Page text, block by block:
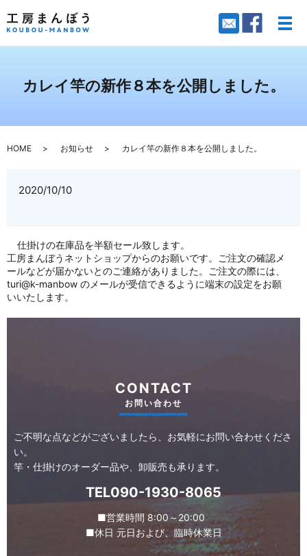
メ
カレイ竿の新作８本を公開しました。
HOME お知らせ カレイ竿の新作８本を公開しました。
2020/10/10
仕掛けの在庫品を半額セール致します。
工房まんぼうネットショップからのお願いです。ご注文の確認メ
ールなどが届かないとのご連絡がありました。ご注文の際には、
turi@k-manbow のメールが受信できるように端末の設定をお願
いいたします。
CONTACT
お問い合わせ
ご不明な点などがございましたら、お気軽にお問い合わせくださ
い。
竿・仕掛けのオーダー品や、卸販売も承ります。
TEL090-1930-8065
■営業時間 8:00～20:00
■休日 元日および、臨時休業日